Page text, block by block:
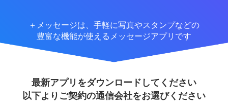
＋メッセージは、手軽に写真やスタンプなどの
豊富な機能が使えるメッセージアプリです
最新アプリをダウンロードしてください
以下よりご契約の通信会社をお選びください